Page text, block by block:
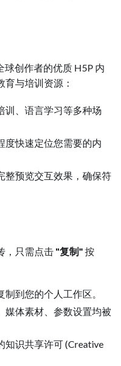
球创作者的优质 H5P 内
与培训资源：
训、语言学习等多种场
度快速定位您需要的内
整预览交互效果，确保符
，只需点击 "复制" 按
制到您的个人工作区。
媒体素材、参数设置均被
知识共享许可 (Creative